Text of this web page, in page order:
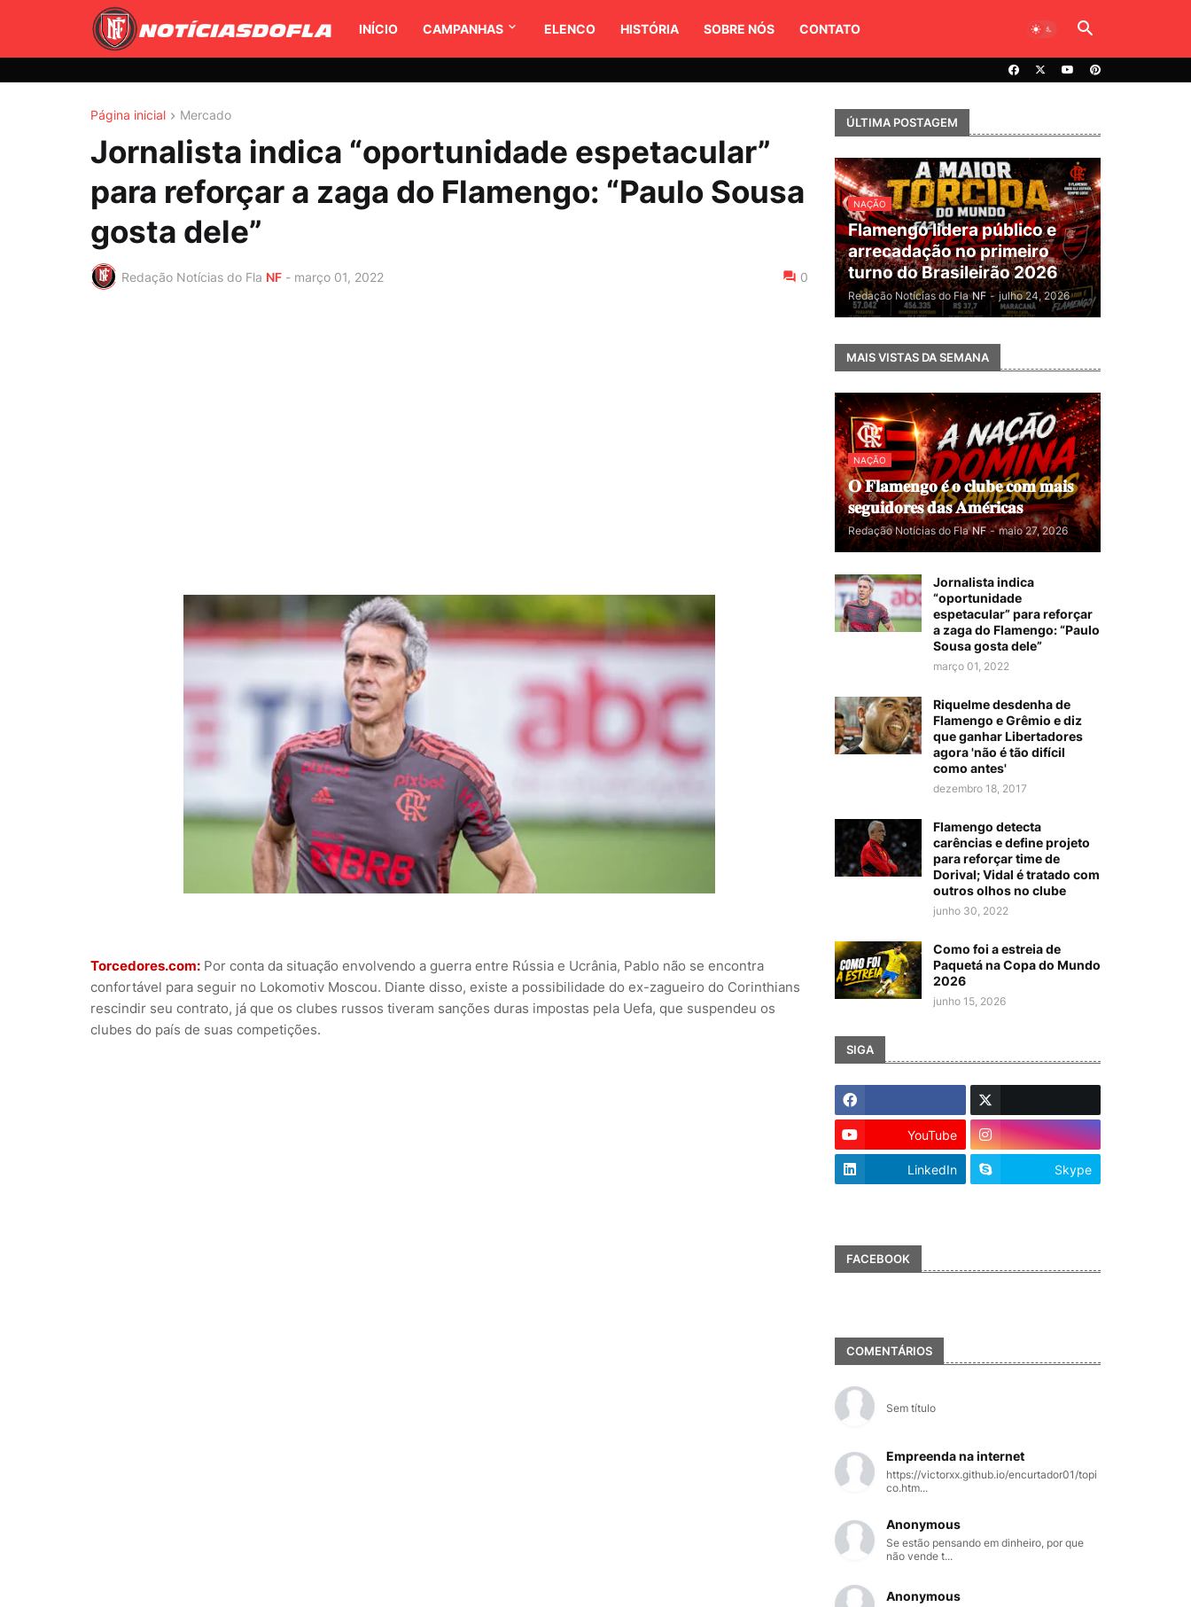
INÍCIO CAMPANHAS ELENCO HISTÓRIA SOBRE NÓS CONTATO
Página inicial Mercado
Jornalista indica “oportunidade espetacular”
para reforçar a zaga do Flamengo: “Paulo Sousa
gosta dele”
Redação Notícias do Fla NF - março 01, 2022 0
Torcedores.com: Por conta da situação envolvendo a guerra entre Rússia e Ucrânia, Pablo não se encontra
confortável para seguir no Lokomotiv Moscou. Diante disso, existe a possibilidade do ex-zagueiro do Corinthians
rescindir seu contrato, já que os clubes russos tiveram sanções duras impostas pela Uefa, que suspendeu os
clubes do país de suas competições.
ÚLTIMA POSTAGEM
NAÇÃO
Flamengo lidera público e
arrecadação no primeiro
turno do Brasileirão 2026
Redação Notícias do Fla NF - julho 24, 2026
MAIS VISTAS DA SEMANA
NAÇÃO
𝐎 𝐅𝐥𝐚𝐦𝐞𝐧𝐠𝐨 𝐞́ 𝐨 𝐜𝐥𝐮𝐛𝐞 𝐜𝐨𝐦 𝐦𝐚𝐢𝐬
𝐬𝐞𝐠𝐮𝐢𝐝𝐨𝐫𝐞𝐬 𝐝𝐚𝐬 𝐀𝐦𝐞́𝐫𝐢𝐜𝐚𝐬
Redação Notícias do Fla NF - maio 27, 2026
Jornalista indica
“oportunidade
espetacular” para reforçar
a zaga do Flamengo: “Paulo
Sousa gosta dele”
março 01, 2022
Riquelme desdenha de
Flamengo e Grêmio e diz
que ganhar Libertadores
agora 'não é tão difícil
como antes'
dezembro 18, 2017
Flamengo detecta
carências e define projeto
para reforçar time de
Dorival; Vidal é tratado com
outros olhos no clube
junho 30, 2022
Como foi a estreia de
Paquetá na Copa do Mundo
2026
junho 15, 2026
SIGA
YouTube
LinkedIn Skype
FACEBOOK
COMENTÁRIOS
Sem título
Empreenda na internet
https://victorxx.github.io/encurtador01/topi
co.htm...
Anonymous
Se estão pensando em dinheiro, por que
não vende t...
Anonymous